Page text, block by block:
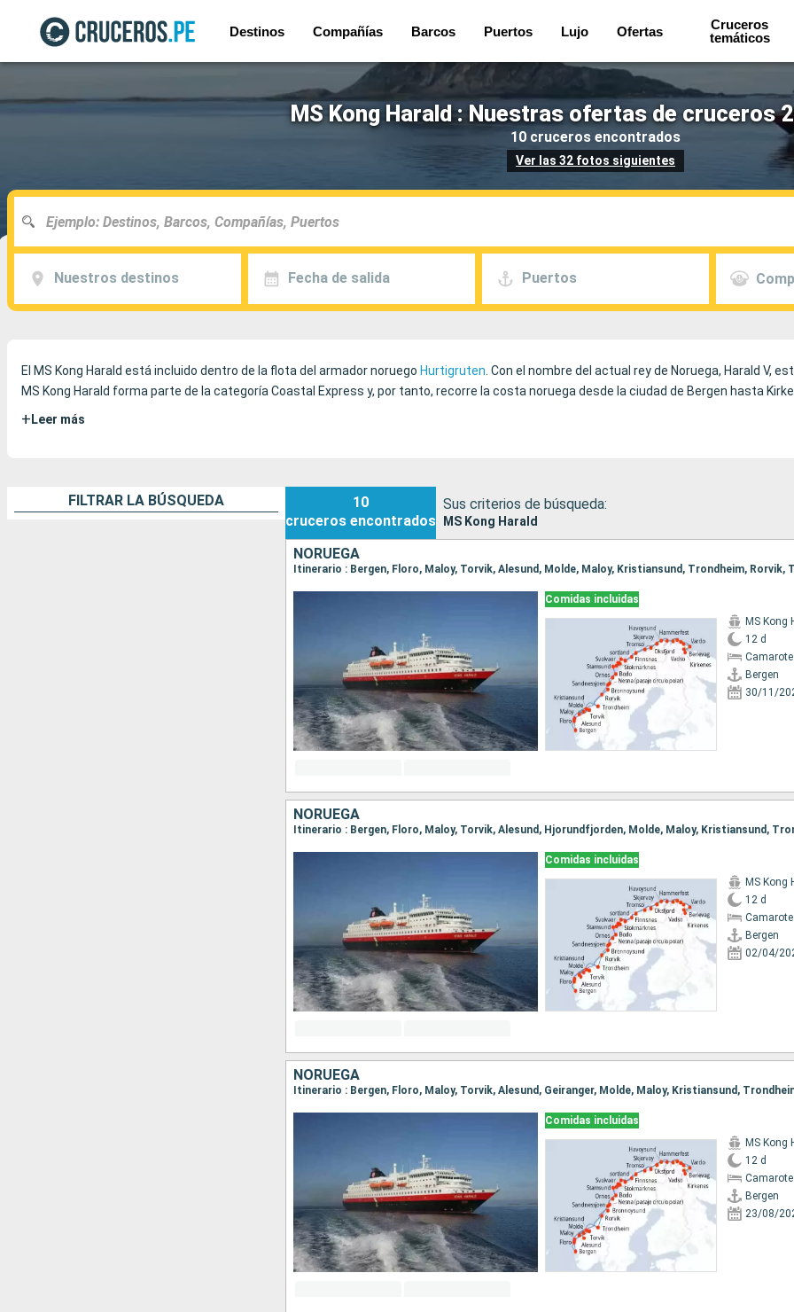
Destinos Compañías Barcos Puertos Lujo Ofertas
Cruceros
temáticos
MS Kong Harald : Nuestras ofertas de cruceros
10 cruceros encontrados
Ver las 32 fotos siguientes
Nuestros destinos Fecha de salida Puertos
El MS Kong Harald está incluido dentro de la flota del armador noruego Hurtigruten . Con el nombre del actual rey de Noruega, Harald V,
MS Kong Harald forma parte de la categoría Coastal Express y, por tanto, recorre la costa noruega desde la ciudad de Bergen hasta
+ Leer más
FILTRAR LA BÚSQUEDA
10
cruceros encontrados
Sus criterios de búsqueda:
MS Kong Harald
NORUEGA
Comidas incluidas
MS Kong
12 d
Bergen
30/11/
NORUEGA
Comidas incluidas
MS Kong
12 d
Bergen
02/04/
NORUEGA
Comidas incluidas
MS Kong
12 d
Bergen
23/08/